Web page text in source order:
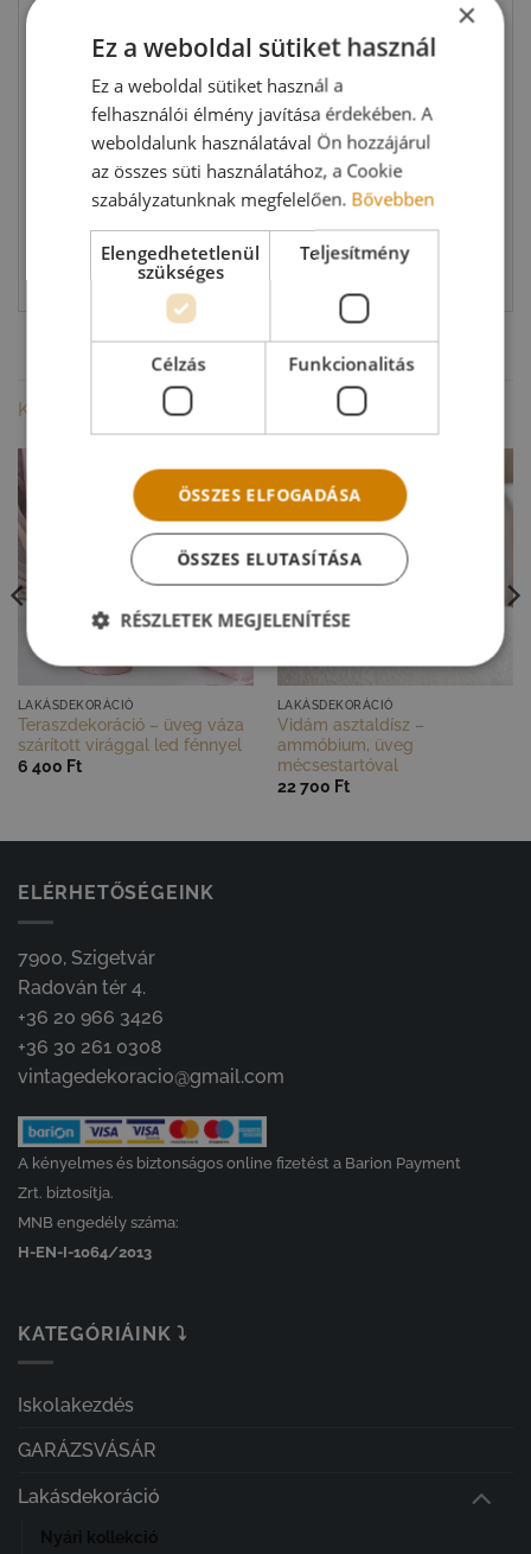
KAPCSOLÓDÓ TERMÉKEK
GYORS NÉZET
LAKÁSDEKORÁCIÓ
Teraszdekoráció – üveg váza
szárított virággal led fénnyel
6 400 Ft
GYORS NÉZET
LAKÁSDEKORÁCIÓ
Vidám asztaldísz –
ammóbium, üveg
mécsestartóval
22 700 Ft
ELÉRHETŐSÉGEINK
7900, Szigetvár
Radován tér 4.
+36 20 966 3426
+36 30 261 0308
vintagedekoracio@gmail.com
A kényelmes és biztonságos online fizetést a Barion Payment
Zrt. biztosítja.
MNB engedély száma:
H-EN-I-1064/2013
KATEGÓRIÁINK ⤵
Iskolakezdés
GARÁZSVÁSÁR
Lakásdekoráció
×
Ez a weboldal sütiket használ
Ez a weboldal sütiket használ a
felhasználói élmény javítása érdekében. A
weboldalunk használatával Ön hozzájárul
az összes süti használatához, a Cookie
szabályzatunknak megfelelően. Bővebben
Elengedhetetlenül
szükséges
Teljesítmény
Célzás Funkcionalitás
ÖSSZES ELFOGADÁSA
ÖSSZES ELUTASÍTÁSA
RÉSZLETEK MEGJELENÍTÉSE